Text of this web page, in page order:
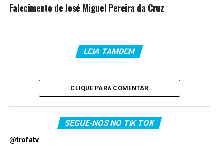
Falecimento de José Miguel Pereira da Cruz
LEIA TAMBEM
CLIQUE PARA COMENTAR
SEGUE-NOS NO TIK TOK
@trofatv